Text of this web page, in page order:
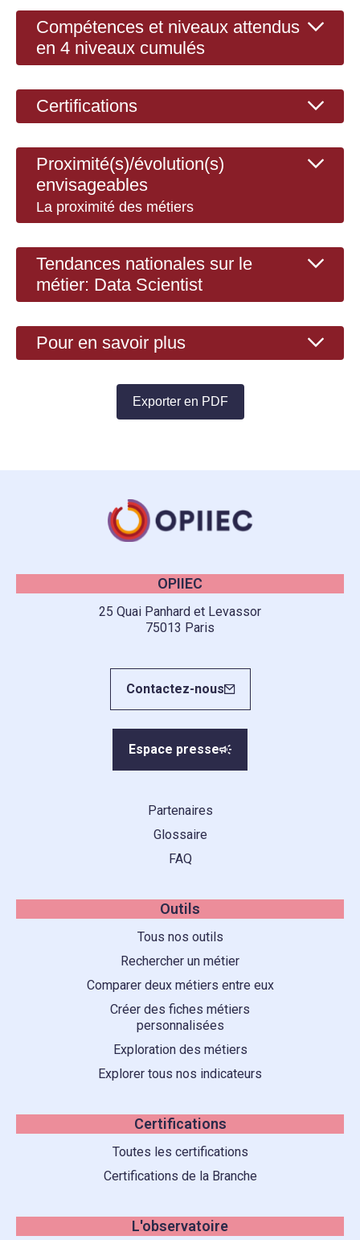
Compétences et niveaux attendus
en 4 niveaux cumulés
Certifications
Proximité(s)/évolution(s)
envisageables
La proximité des métiers
Tendances nationales sur le
métier: Data Scientist
Pour en savoir plus
Exporter en PDF
OPIIEC
25 Quai Panhard et Levassor
75013 Paris
Contactez-nous
Espace presse
Partenaires
Glossaire
FAQ
Outils
Tous nos outils
Rechercher un métier
Comparer deux métiers entre eux
Créer des fiches métiers
personnalisées
Exploration des métiers
Explorer tous nos indicateurs
Certifications
Toutes les certifications
Certifications de la Branche
L'observatoire